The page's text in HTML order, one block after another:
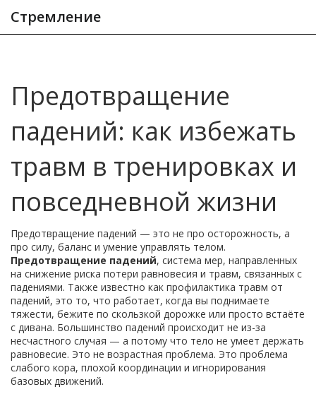
Стремление
Предотвращение
падений: как избежать
травм в тренировках и
повседневной жизни
Предотвращение падений — это не про осторожность, а
про силу, баланс и умение управлять телом.
Предотвращение падений, система мер, направленных
на снижение риска потери равновесия и травм, связанных с
падениями. Также известно как профилактика травм от
падений, это то, что работает, когда вы поднимаете
тяжести, бежите по скользкой дорожке или просто встаёте
с дивана. Большинство падений происходит не из-за
несчастного случая — а потому что тело не умеет держать
равновесие. Это не возрастная проблема. Это проблема
слабого кора, плохой координации и игнорирования
базовых движений.